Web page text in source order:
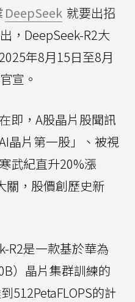
DeepSeek 就要出招
，‌DeepSeek-R2大
年8月15日至8月
宣。
即，A股晶片股聞訊
晶片第一股」、被視
武紀直升20%漲
關，股價創歷史新
R2是一款基於華為
）晶片集群訓練的
512PetaFLOPS的計